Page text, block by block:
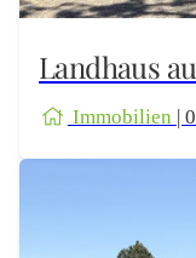
Landhaus
Immobilien |